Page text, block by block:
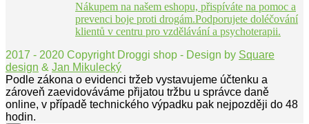
Nákupem na našem eshopu, přispíváte na pomoc a
prevenci boje proti drogám.Podporujete doléčování
klientů v centru pro vzdělávání a psychoterapii.
2017 - 2020 Copyright Droggi shop - Design by Square
design & Jan Mikulecký
Podle zákona o evidenci tržeb vystavujeme účtenku a
zároveň zaevidováváme přijatou tržbu u správce daně
online, v případě technického výpadku pak nejpozději do 48
hodin.